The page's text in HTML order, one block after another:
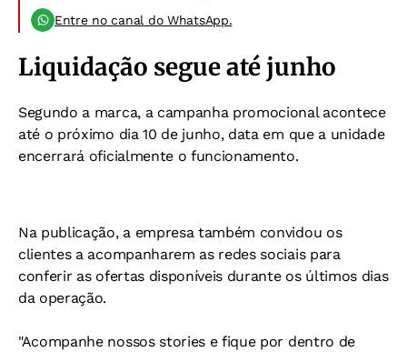
Entre no canal do WhatsApp.
Liquidação segue até junho
Segundo a marca, a campanha promocional acontece
até o próximo dia 10 de junho, data em que a unidade
encerrará oficialmente o funcionamento.
Na publicação, a empresa também convidou os
clientes a acompanharem as redes sociais para
conferir as ofertas disponíveis durante os últimos dias
da operação.
"Acompanhe nossos stories e fique por dentro de